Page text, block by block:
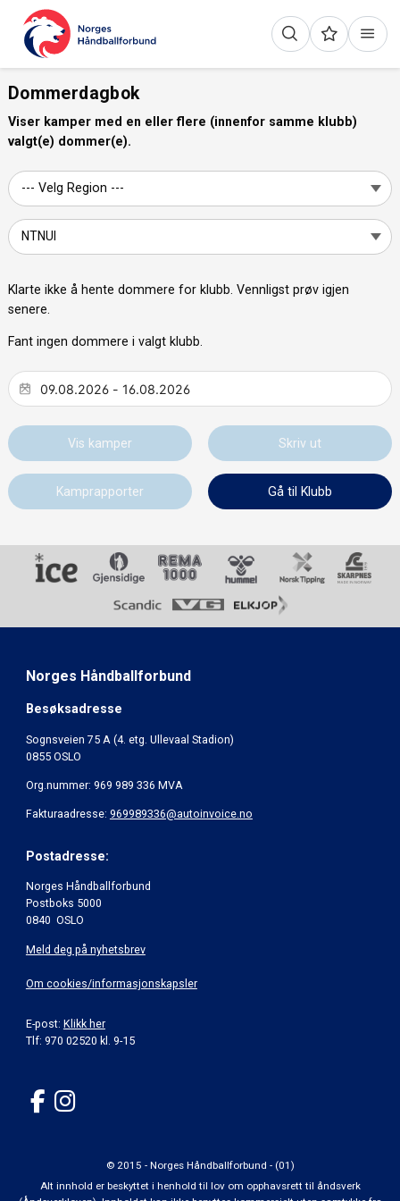
Dommerdagbok
Viser kamper med en eller flere (innenfor samme klubb)
valgt(e) dommer(e).
Klarte ikke å hente dommere for klubb. Vennligst prøv igjen
senere.
Fant ingen dommere i valgt klubb.
Vis kamper Skriv ut
Kamprapporter Gå til Klubb
Norges Håndballforbund
Besøksadresse
Sognsveien 75 A (4. etg. Ullevaal Stadion)
0855 OSLO
Org.nummer: 969 989 336 MVA
Fakturaadresse: 969989336@autoinvoice.no
Postadresse:
Norges Håndballforbund
Postboks 5000
0840 OSLO
Meld deg på nyhetsbrev
Om cookies/informasjonskapsler
E-post: Klikk her
Tlf: 970 02520 kl. 9-15
© 2015 - Norges Håndballforbund - (01)
Alt innhold er beskyttet i henhold til lov om opphavsrett til åndsverk